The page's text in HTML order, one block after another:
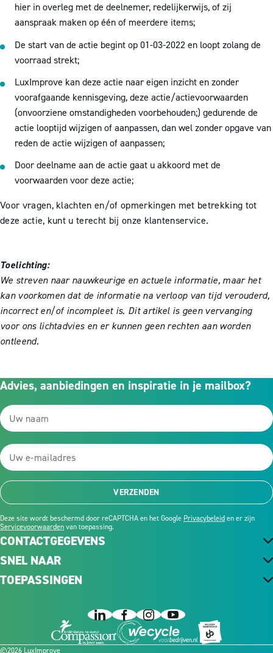
hier in overleg met de deelnemer, redelijkerwijs, of zij
aanspraak maken op één of meerdere items;
De start van de actie begint op 01-03-2022 en loopt zolang de
voorraad strekt;
LuxImprove kan deze actie naar eigen inzicht en zonder
voorafgaande kennisgeving, deze actie/actievoorwaarden
(onvoorziene omstandigheden voorbehouden;) gedurende de
actie looptijd wijzigen of aanpassen, dan wel zonder opgave van
reden de actie wijzigen of aanpassen;
Door deelname aan de actie gaat u akkoord met de
voorwaarden voor deze actie;
Voor vragen, klachten en/of opmerkingen met betrekking tot
deze actie, kunt u terecht bij onze klantenservice.
Toelichting:
We streven naar nauwkeurige en actuele informatie, maar het
kan voorkomen dat de informatie na verloop van tijd verouderd,
incorrect en/of incompleet is. Dit artikel is geen vervanging
voor ons lichtadvies en er kunnen geen rechten aan worden
ontleend.
CONTACTGEGEVENS
Advies, aanbiedingen en inspiratie in je mailbox?
VERZENDEN
Deze site wordt beschermd door reCAPTCHA en het Google Privacybeleiden er zijn
Servicevoorwaardenvan toepassing.
SNEL NAAR
TOEPASSINGEN
©2026 LuxImprove